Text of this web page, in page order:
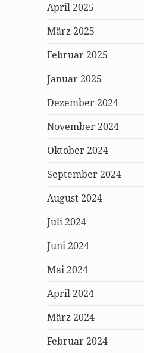
April 2025
März 2025
Februar 2025
Januar 2025
Dezember 2024
November 2024
Oktober 2024
September 2024
August 2024
Juli 2024
Juni 2024
Mai 2024
April 2024
März 2024
Februar 2024